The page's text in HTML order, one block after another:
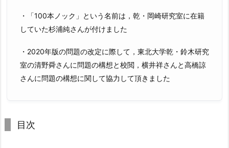
・「100本ノック」という名前は，乾・岡崎研究室に在籍
していた杉浦純さんが付けました
・2020年版の問題の改定に際して，東北大学乾・鈴木研究
室の清野舜さんに問題の構想と校閲，横井祥さんと高橋諒
さんに問題の構想に関して協力して頂きました
目次